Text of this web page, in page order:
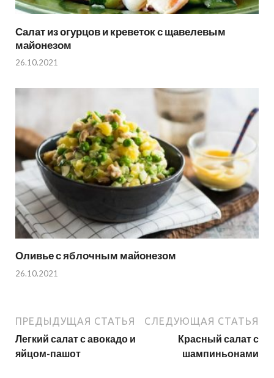
Салат из огурцов и креветок с щавелевым
майонезом
26.10.2021
Оливье с яблочным майонезом
26.10.2021
ПРЕДЫДУЩАЯ СТАТЬЯ
Легкий салат с авокадо и
яйцом-пашот
СЛЕДУЮЩАЯ СТАТЬЯ
Красный салат с
шампиньонами